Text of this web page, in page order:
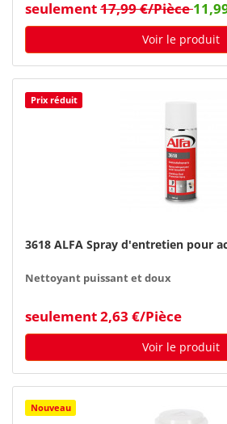
seulement17,99 €/Pièce
Voir le produit
Prix réduit
3618 ALFA Spray d'entretien pour
Nettoyant puissant et doux
seulement 2,63 €/Pièce
Voir le produit
Nouveau